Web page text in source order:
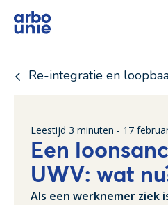
Re-integratie en
Leestijd 3 minuten - 17
Een
UWV: wat
Als een werknemer ziek